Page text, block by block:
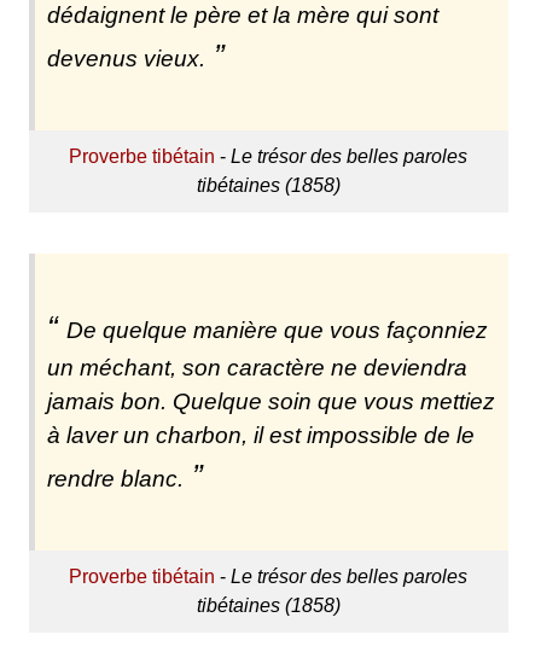
dédaignent le père et la mère qui sont
devenus vieux.
Proverbe tibétain -Le trésor des belles paroles
tibétaines (1858)
De quelque manière que vous façonniez
un méchant, son caractère ne deviendra
jamais bon. Quelque soin que vous mettiez
à laver un charbon, il est impossible de le
rendre blanc.
Proverbe tibétain -Le trésor des belles paroles
tibétaines (1858)